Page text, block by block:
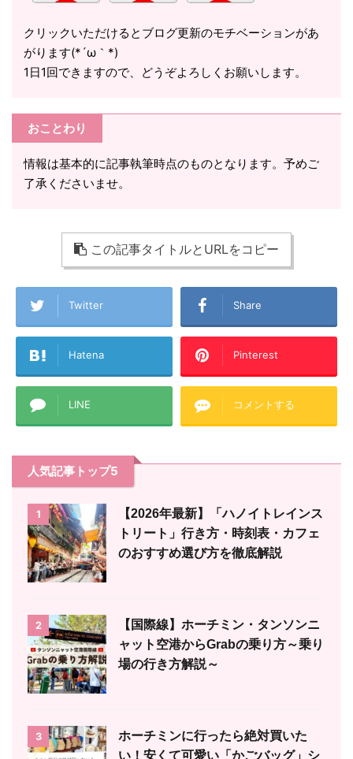
クリックいただけるとブログ更新のモチベーションがあ
がります(*´ω｀*)
1日1回できますので、どうぞよろしくお願いします。
おことわり
情報は基本的に記事執筆時点のものとなります。予めご
了承くださいませ。
この記事タイトルとURLをコピー
Twitter Share
Hatena Pinterest
LINE コメントする
人気記事トップ5
1
【2026年最新】「ハノイトレインス
トリート」行き方・時刻表・カフェ
のおすすめ選び方を徹底解説
2
【国際線】ホーチミン・タンソンニ
ャット空港からGrabの乗り方～乗り
場の行き方解説～
3
ホーチミンに行ったら絶対買いた
い！安くて可愛い「かごバッグ」シ